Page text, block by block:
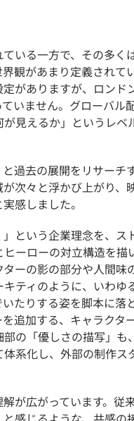
いる一方で、その多く
観があまり定義されて
がありますが、ロンド
いません。グローバル
見えるか」というレベ
過去の展開をリサーチ
次々と浮かび上がり、
感しました。
という企業理念を、ス
ーローの対立構造を描
ーの影の部分や人間味
ティのように、いわゆ
たりする姿を脚本に落
追加する、 キャラクタ
の「優しさの描写」も
系化し、外部の制作ス
が広がっています。従